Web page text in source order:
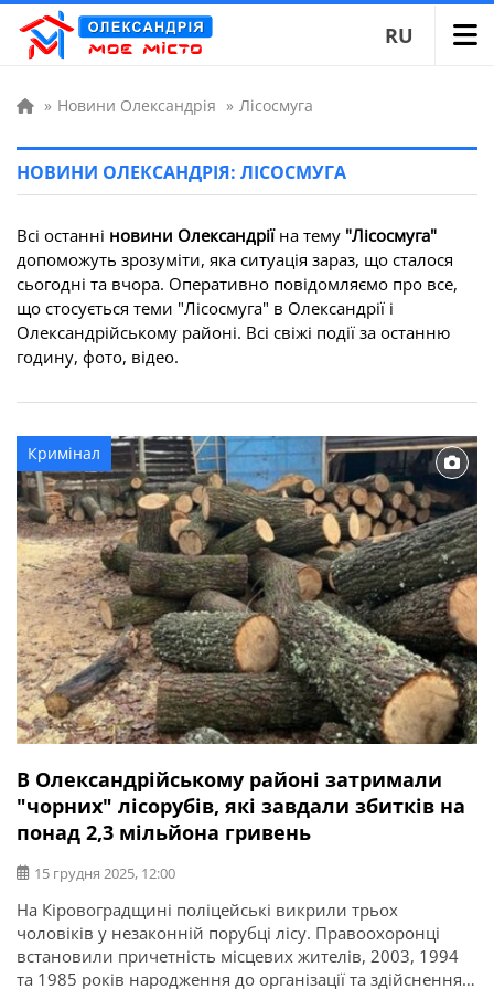
RU
» Новини Олександрія » Лісосмуга
НОВИНИ ОЛЕКСАНДРІЯ: ЛІСОСМУГА
Всі останні новини Олександріїна тему "Лісосмуга"
допоможуть зрозуміти, яка ситуація зараз, що сталося
сьогодні та вчора. Оперативно повідомляємо про все,
що стосується теми "Лісосмуга" в Олександрії і
Олександрійському районі. Всі свіжі події за останню
годину, фото, відео.
Кримінал
В Олександрійському районі затримали
"чорних" лісорубів, які завдали збитків на
понад 2,3 мільйона гривень
15 грудня 2025, 12:00
На Кіровоградщині поліцейські викрили трьох
чоловіків у незаконній порубці лісу. Правоохоронці
встановили причетність місцевих жителів, 2003, 1994
та 1985 років народження до організації та здійснення